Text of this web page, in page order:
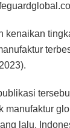
kenaikan
manufaktur
lalu,